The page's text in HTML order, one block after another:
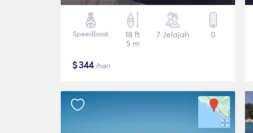
Speedboat
18 ft
5 m
7 Jelajah 0
$344/hari